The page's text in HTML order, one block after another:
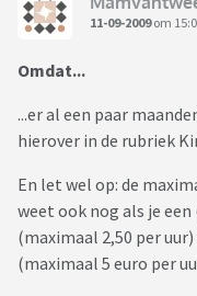
11-09-2009om
Omdat...
...er al een paar
hierover in de rubriek
En let wel op: de
weet ook nog als je
(maximaal 2,50 per
(maximaal 5 euro per